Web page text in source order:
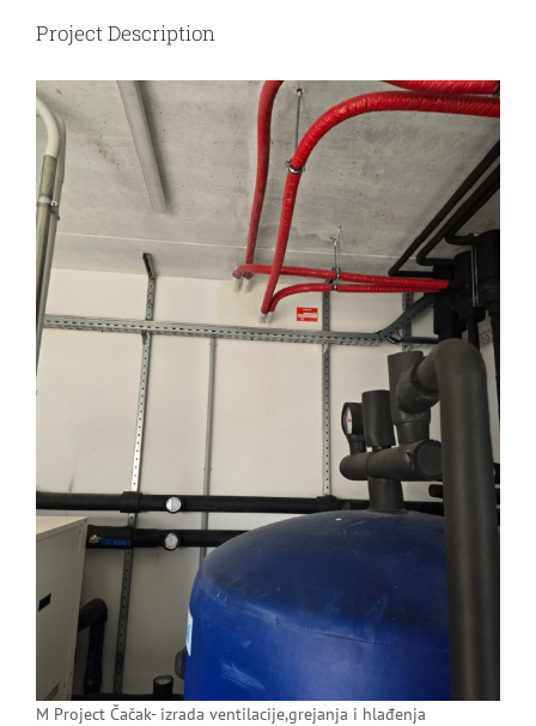
Project Description
M Project Čačak- izrada ventilacije,grejanja i hlađenja